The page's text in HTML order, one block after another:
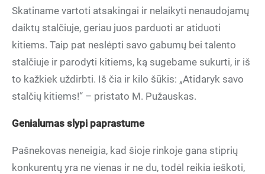
Skatiname vartoti atsakingai ir nelaikyti nenaudojamų
daiktų stalčiuje, geriau juos parduoti ar atiduoti
kitiems. Taip pat neslėpti savo gabumų bei talento
stalčiuje ir parodyti kitiems, ką sugebame sukurti, ir iš
to kažkiek uždirbti. Iš čia ir kilo šūkis: „Atidaryk savo
stalčių kitiems!“ – pristato M. Pužauskas.
Genialumas slypi paprastume
Pašnekovas neneigia, kad šioje rinkoje gana stiprių
konkurentų yra ne vienas ir ne du, todėl reikia ieškoti,